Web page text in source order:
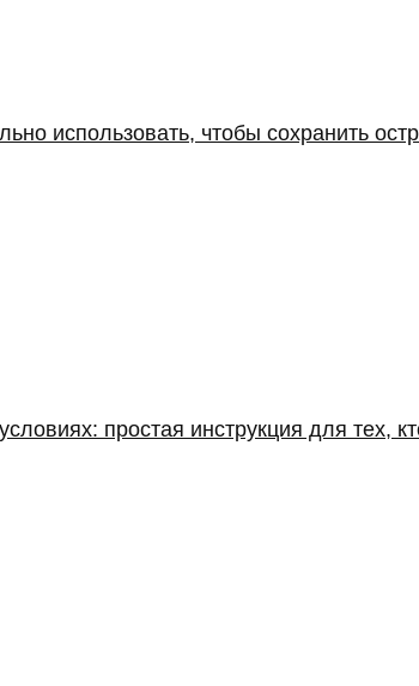
использовать, чтобы сохранить
простая инструкция для тех,